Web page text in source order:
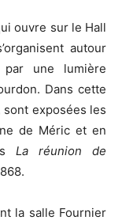
ouvre sur le Hall
autour
par une lumière
Dans cette
sont exposées les
de Méric et en
La réunion de
la salle Fournier